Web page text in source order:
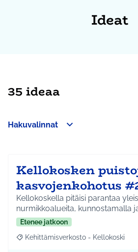
Ideat
35 ideaa
Hakuvalinnat
−
Kellokosken
kasvojenkohotus
Kellokoskella pitäisi parantaa
nurmikkoalueita, kunnostamalla
Etenee jatkoon
Rajaa tulokset aihepiirin mukaan:
Kehittämisverkosto - Kellokoski